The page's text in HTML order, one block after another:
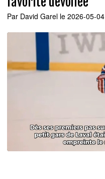
Par David Garel le 2026-05-04